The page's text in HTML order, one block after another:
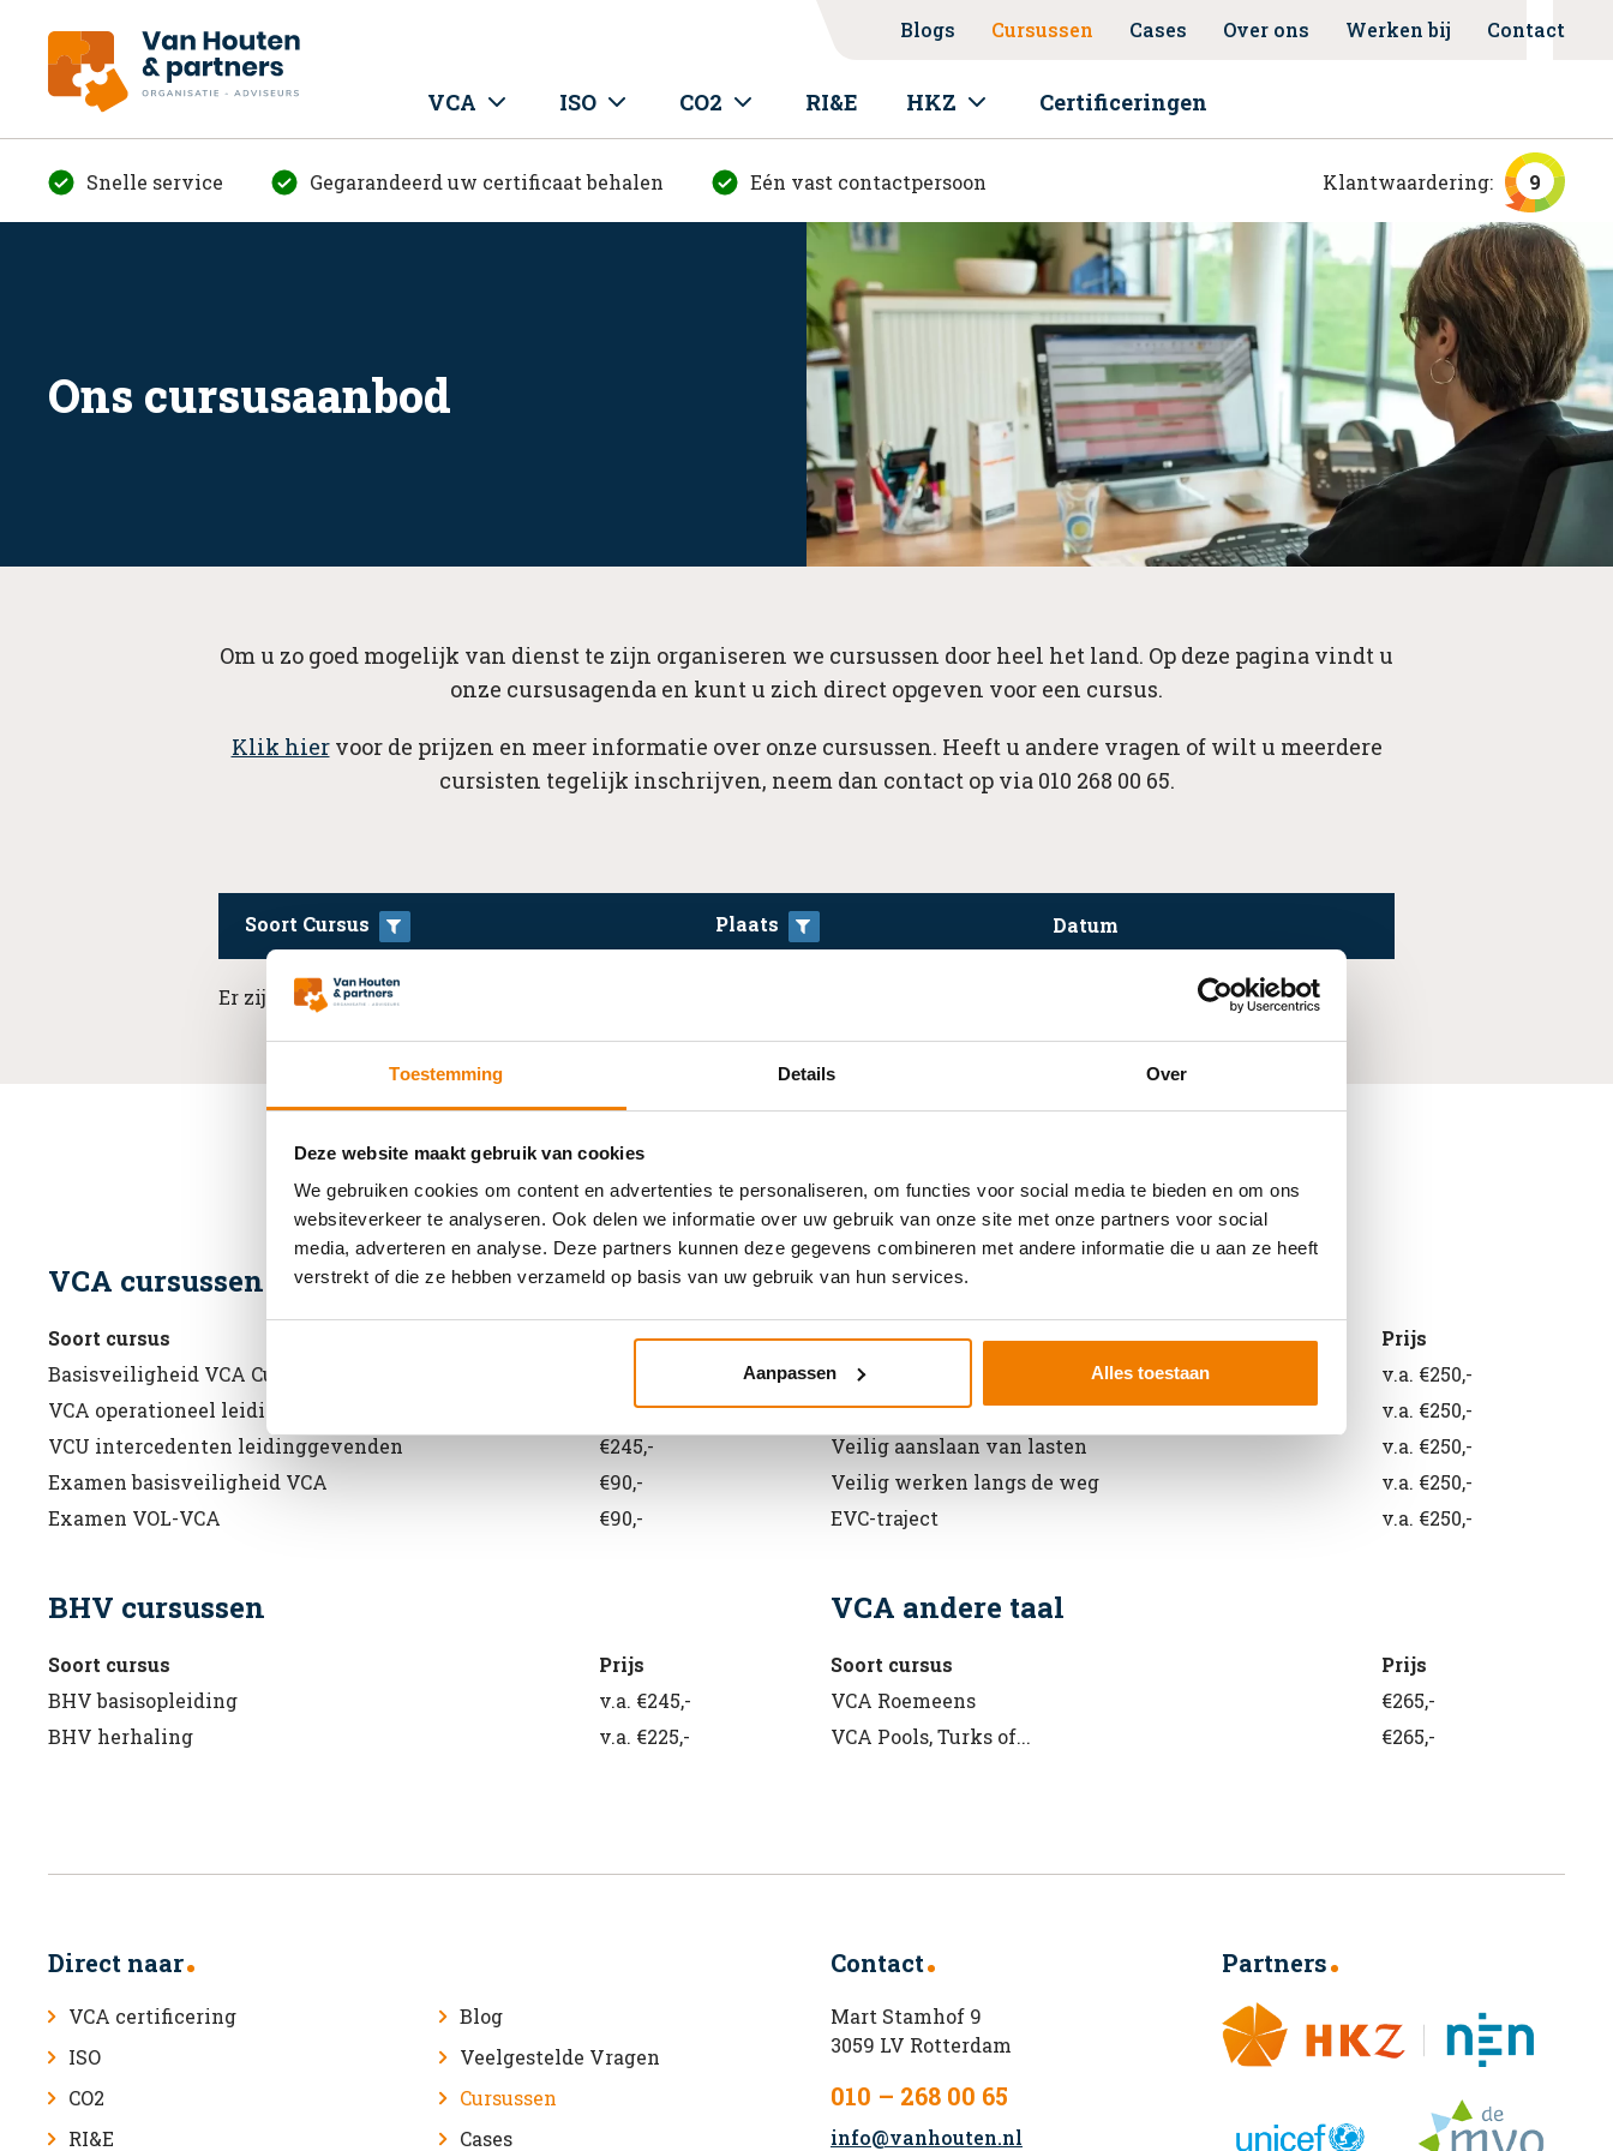
Toestemming Details Over
Deze website maakt gebruik van cookies
We gebruiken cookies om content en advertenties te personaliseren, om functies voor social media te bieden en om ons
websiteverkeer te analyseren. Ook delen we informatie over uw gebruik van onze site met onze partners voor social
media, adverteren en analyse. Deze partners kunnen deze gegevens combineren met andere informatie die u aan ze heeft
verstrekt of die ze hebben verzameld op basis van uw gebruik van hun services.
Aanpassen Alles toestaan
Blogs Cursussen Cases Over ons Werken bij Contact
VCA ISO CO2 RI&E HKZ Certificeringen
Snelle service Gegarandeerd uw certificaat behalen Eén vast contactpersoon Klantwaardering: 9
Ons cursusaanbod
Om u zo goed mogelijk van dienst te zijn organiseren we cursussen door heel het land. Op deze pagina vindt u
onze cursusagenda en kunt u zich direct opgeven voor een cursus.
Klik hiervoor de prijzen en meer informatie over onze cursussen. Heeft u andere vragen of wilt u meerdere
cursisten tegelijk inschrijven, neem dan contact op via 010 268 00 65.
Soort Cursus Plaats Datum
Er zijn geen resultaten beschikbaar.
Algemene informatie cursussen
VCA cursussen
Soort cursus
Prijs
Basisveiligheid VCA Cursus
VCA operationeel leidinggevenden
€245,-
VCU intercedenten leidinggevenden
€245,-
Examen basisveiligheid VCA
€90,-
Examen VOL-VCA
€90,-
BHV cursussen
Soort cursus
Prijs
BHV basisopleiding
v.a. €245,-
BHV herhaling
v.a. €225,-
Arbo en Veiligheid
Soort cursus
Prijs
Werken met vorkhef- en reachtruck
v.a. €250,-
Werken met een hoogwerker
v.a. €250,-
Veilig aanslaan van lasten
v.a. €250,-
Veilig werken langs de weg
v.a. €250,-
EVC-traject
v.a. €250,-
VCA andere taal
Soort cursus
Prijs
VCA Roemeens
€265,-
VCA Pools, Turks of...
€265,-
Direct naar
VCA certificering
ISO
CO2
RI&E
Blog
Veelgestelde Vragen
Cursussen
Cases
Contact
Mart Stamhof 9
3059 LV Rotterdam
010 – 268 00 65
info@vanhouten.nl
Partners